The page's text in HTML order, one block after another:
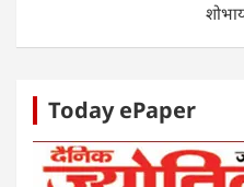
k
Today ePaper